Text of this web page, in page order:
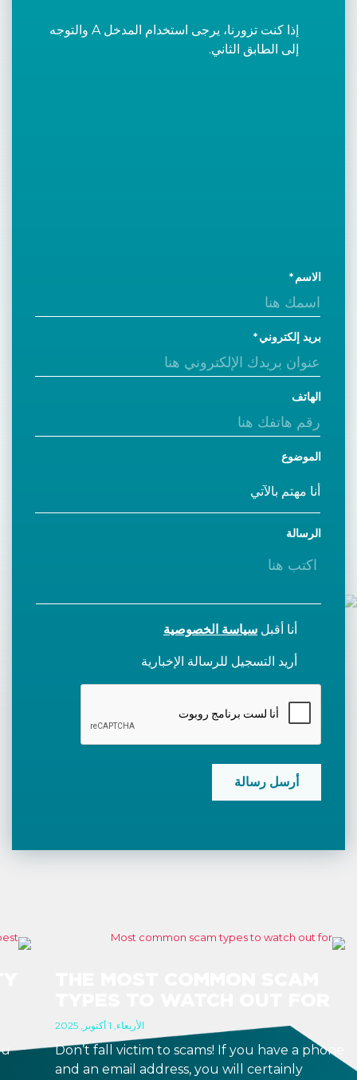
الأربعاء, 1 أكتوبر, 2025
Don’t fall victim to scams! If you have a phone
and an email address, you will certainly
إذا كنت تزورنا، يرجى استخدام المدخل A والتوجه
إلى الطابق الثاني.
الاسم
بريد إلكتروني
الهاتف
الموضوع
الرسالة
أنا أقبل سياسة الخصوصية
أريد التسجيل للرسالة الإخبارية
CAPTCHA